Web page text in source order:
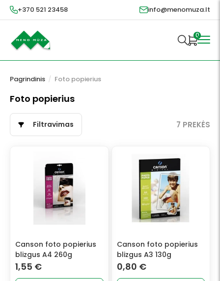
+370 521 23458 info@menomuza.lt
0
Pagrindinis / Foto popierius
Foto popierius
Filtravimas 7 PREKĖS
Canson foto popierius
blizgus A4 260g
1,55 €
Canson foto popierius
blizgus A3 130g
0,80 €